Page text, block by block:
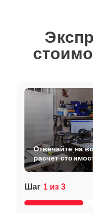
Шаг 1 из 3
Отвечайте на
расчет